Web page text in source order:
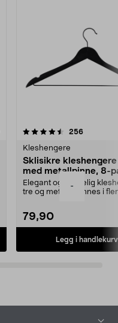
-
256
Kleshengere
Sklisikre
med metallpinne, 8-
Elegant og skikkelig
tre og metall – finnes i
79,90
Legg i handlekurv
4.5av 5 stjerner